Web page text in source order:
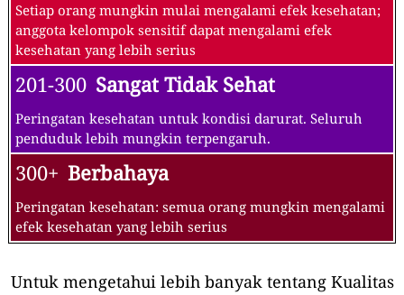
Setiap orang mungkin mulai mengalami efek kesehatan;
anggota kelompok sensitif dapat mengalami efek
kesehatan yang lebih serius
201-300 Sangat Tidak Sehat
Peringatan kesehatan untuk kondisi darurat. Seluruh
penduduk lebih mungkin terpengaruh.
300+ Berbahaya
Peringatan kesehatan: semua orang mungkin mengalami
efek kesehatan yang lebih serius
Untuk mengetahui lebih banyak tentang Kualitas